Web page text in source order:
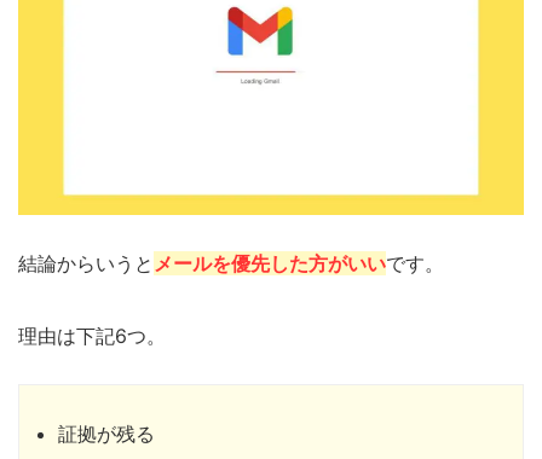
結論からいうと メールを優先した方がいいです。
理由は下記6つ。
証拠が残る